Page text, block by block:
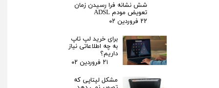
شش نشانه فرا رسیدن زمان
تعویض مودم ADSL
۲۲ فروردین ۰۲
برای خرید لپ تاپ
به چه اطلاعاتی نیاز
داریم؟
۲۱ فروردین ۰۲
مشکل لپتاپی که